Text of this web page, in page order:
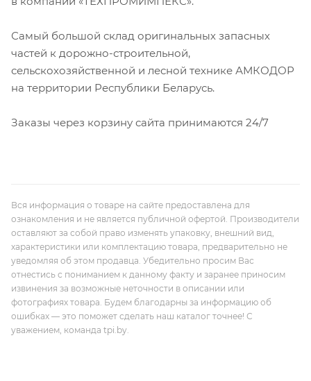
Самый большой склад оригинальных запасных
частей к дорожно-строительной,
сельскохозяйственной и лесной технике АМКОДОР
на территории Республики Беларусь.
Заказы через корзину сайта принимаются 24/7
Вся информация о товаре на сайте предоставлена для
ознакомления и не является публичной офертой. Производители
оставляют за собой право изменять упаковку, внешний вид,
характеристики или комплектацию товара, предварительно не
уведомляя об этом продавца. Убедительно просим Вас
отнестись с пониманием к данному факту и заранее приносим
извинения за возможные неточности в описании или
фотографиях товара. Будем благодарны за информацию об
ошибках — это поможет сделать наш каталог точнее! С
уважением, команда tpi.by.